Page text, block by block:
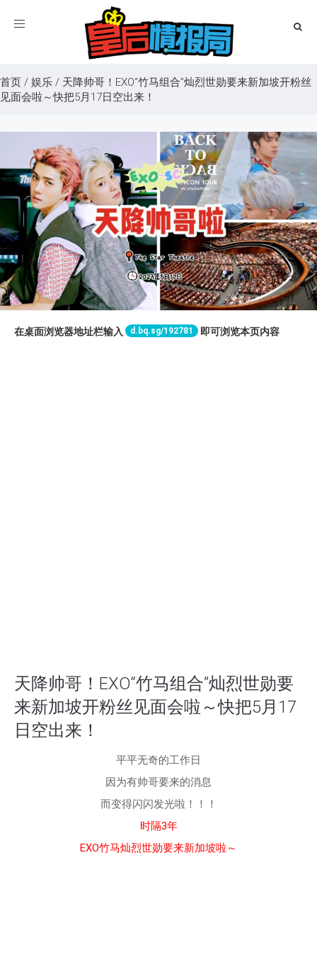
Toggle
首页 / 娱乐 / 天降帅哥！EXO“竹马组合”灿烈世勋要来新加坡开粉丝
见面会啦～快把5月17日空出来！
在桌面浏览器地址栏输入 d.bq.sg/192781 即可浏览本页内容
天降帅哥！EXO“竹马组合”灿烈世勋要
来新加坡开粉丝见面会啦～快把5月17
日空出来！
平平无奇的工作日
因为有帅哥要来的消息
而变得闪闪发光啦！！！
时隔3年
EXO竹马灿烈世勋要来新加坡啦～